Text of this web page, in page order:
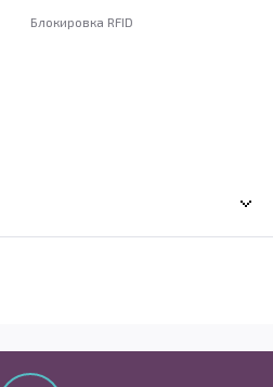
Блокировка RFID